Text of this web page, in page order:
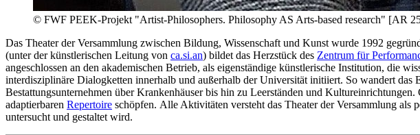
© FWF PEEK-Projekt "Artist-Philosophers. Philosophy AS Arts-based research" [AR
Das Theater der Versammlung zwischen Bildung, Wissenschaft und Kunst wurde 1992
(unter der künstlerischen Leitung von ca.si.an) bildet das Herzstück des Zentrum für
angeschlossen an den akademischen Betrieb, als eigenständige künstlerische Institution, die
interdisziplinäre Dialogketten innerhalb und außerhalb der Universität initiiert. So wandert das
Bestattungsunternehmen über Krankenhäuser bis hin zu Leerständen und
adaptierbaren Repertoire schöpfen. Alle Aktivitäten versteht das Theater der Versammlung
untersucht und gestaltet wird.